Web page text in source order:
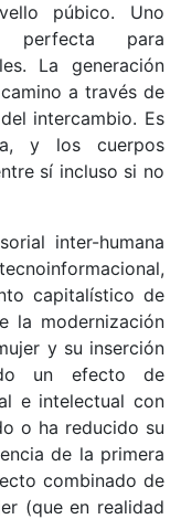
púbico. Uno
perfecta para
La generación
a través de
intercambio. Es
y los cuerpos
sí incluso si no
inter-humana
capitalístico de
la modernización
y su inserción
un efecto de
e intelectual con
o ha reducido su
de la primera
combinado de
(que en realidad